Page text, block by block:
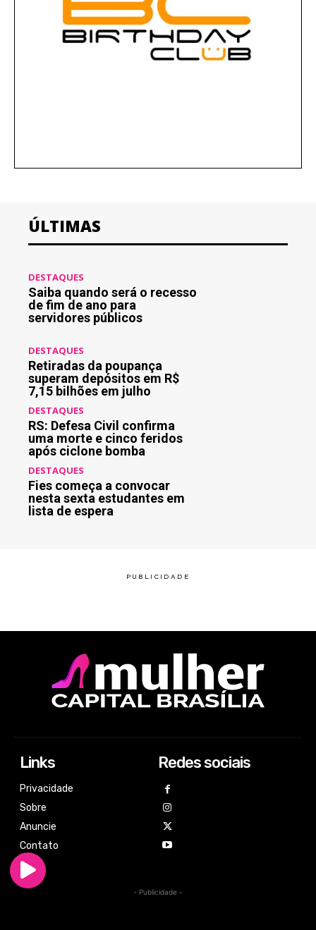
ÚLTIMAS
DESTAQUES
Saiba quando será o recesso
de fim de ano para
servidores públicos
DESTAQUES
Retiradas da poupança
superam depósitos em R$
7,15 bilhões em julho
DESTAQUES
RS: Defesa Civil confirma
uma morte e cinco feridos
após ciclone bomba
DESTAQUES
Fies começa a convocar
nesta sexta estudantes em
lista de espera
Links
Privacidade
Sobre
Anuncie
Contato
Redes sociais
- Publicidade -